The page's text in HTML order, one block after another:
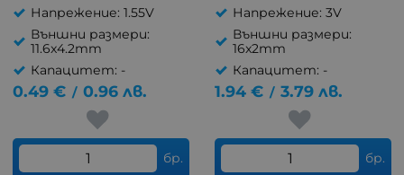
Напрежение: 1.55V
Външни размери:
11.6x4.2mm
Капацитет: -
0.49 € / 0.96 лв.
бр.
Напрежение: 3V
Външни размери:
16x2mm
Капацитет: -
1.94 € / 3.79 лв.
бр.